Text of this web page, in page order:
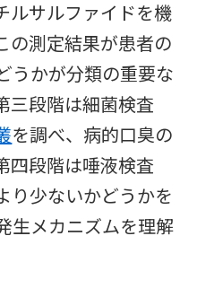
ルサルファイドを機
の測定結果が患者の
うかが分類の重要な
三段階は細菌検査
を調べ、病的口臭の
四段階は唾液検査
り少ないかどうかを
生メカニズムを理解